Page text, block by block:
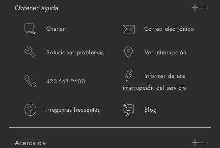
Acerca de
Obtener ayuda
Charlar Correo electrónico
Solucionar problemas Ver interrupción
423-648-2600
Informar de una
interrupción del servicio
Preguntas frecuentes Blog